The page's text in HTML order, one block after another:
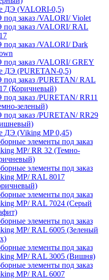
ДЭ (VALORI-0,5)
под заказ /VALORI/ Violet
под заказ /VALORI/ RAL
под заказ /VALORI/ Dark
под заказ /VALORI/ GREY
ДЭ (PURETAN-0,5)
под заказ /PURETAN/ RAL
(Коричневый)
под заказ /PURETAN/ RR11
зеленый)
под заказ /PURETAN/ RR29
ДЭ (Viking MP 0,45)
элементы под заказ
MP/ RR 32 (Темно-
элементы под заказ
MP/ RAL 8017
элементы под заказ
MP/ RAL 7024 (Серый
элементы под заказ
MP/ RAL 6005 (Зеленый
элементы под заказ
MP/ RAL 3005 (Вишня)
элементы под заказ
MP/ RAL 6007